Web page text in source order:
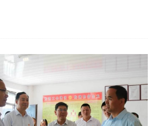
的优缺点对比
 11312